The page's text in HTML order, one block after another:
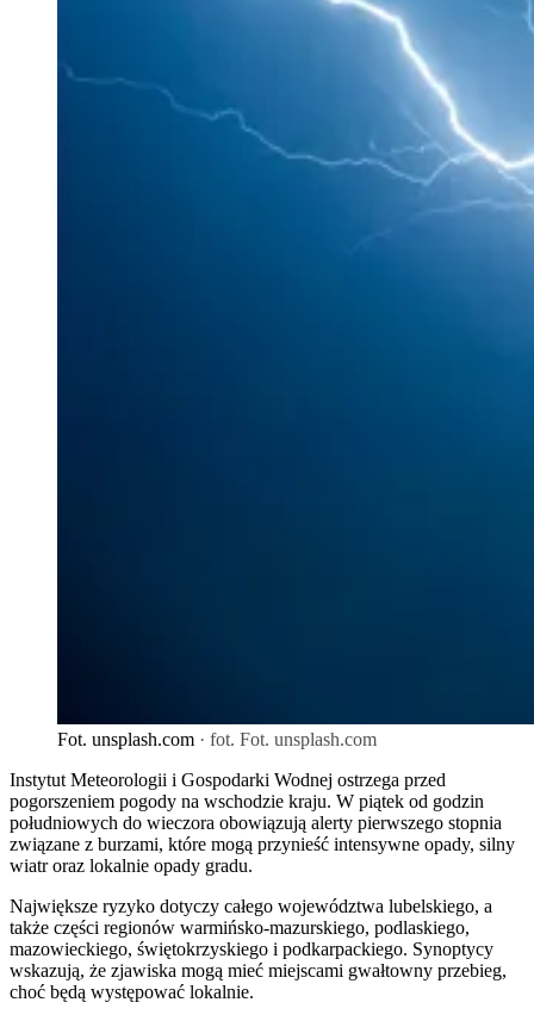
Fot. unsplash.com · fot. Fot. unsplash.com
Instytut Meteorologii i Gospodarki Wodnej ostrzega przed
pogorszeniem pogody na wschodzie kraju. W piątek od godzin
południowych do wieczora obowiązują alerty pierwszego stopnia
związane z burzami, które mogą przynieść intensywne opady, silny
wiatr oraz lokalnie opady gradu.
Największe ryzyko dotyczy całego województwa lubelskiego, a
także części regionów warmińsko-mazurskiego, podlaskiego,
mazowieckiego, świętokrzyskiego i podkarpackiego. Synoptycy
wskazują, że zjawiska mogą mieć miejscami gwałtowny przebieg,
choć będą występować lokalnie.